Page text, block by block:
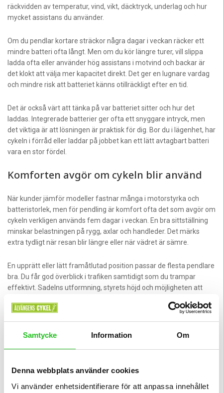
Samtycke Information Om
Denna webbplats använder cookies
Vi använder enhetsidentifierare för att anpassa innehållet
räckvidden av temperatur, vind, vikt, däcktryck, underlag och hur
mycket assistans du använder.
Om du pendlar kortare sträckor några dagar i veckan räcker ett
mindre batteri ofta långt. Men om du kör längre turer, vill slippa
ladda ofta eller använder hög assistans i motvind och backar är
det klokt att välja mer kapacitet direkt. Det ger en lugnare vardag
och mindre risk att batteriet känns otillräckligt efter en tid.
Det är också värt att tänka på var batteriet sitter och hur det
laddas. Integrerade batterier ger ofta ett snyggare intryck, men
det viktiga är att lösningen är praktisk för dig. Bor du i lägenhet, har
cykeln i förråd eller laddar på jobbet kan ett lätt avtagbart batteri
vara en stor fördel.
Komforten avgör om cykeln blir använd
När kunder jämför modeller fastnar många i motorstyrka och
batteristorlek, men för pendling är komfort ofta det som avgör om
cykeln verkligen används fem dagar i veckan. En bra sittställning
minskar belastningen på rygg, axlar och handleder. Det märks
extra tydligt när resan blir längre eller när vädret är sämre.
En upprätt eller lätt framåtlutad position passar de flesta pendlare
bra. Du får god överblick i trafiken samtidigt som du trampar
effektivt. Sadelns utformning, styrets höjd och möjligheten att
Dämpad framgaffel kan vara skönt på ojämnt underlag, men det
är inte alltid nödvändigt för ren stadspendling. På fina cykelbanor
Utrustning som gör pendlarlivet enklare